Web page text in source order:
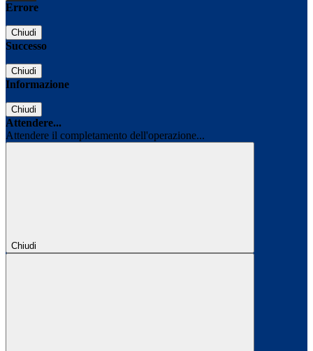
Errore
Chiudi
Successo
Chiudi
Informazione
Chiudi
Attendere...
Attendere il completamento dell'operazione...
Chiudi